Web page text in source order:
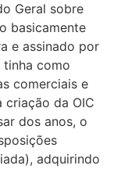
Geral sobre
basicamente
e assinado por
tinha como
comerciais e
da OIC
dos anos, o
adquirindo